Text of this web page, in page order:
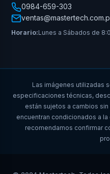
0984-659-303
Horario:Lunes a Sábados de
Las imágenes utilizadas
especificaciones técnicas,
están sujetos a cambios
encuentran condicionados a
recomendamos confirmar